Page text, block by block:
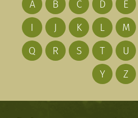
A B C D E
I
J K L M
Q
R S T U
Y
Z